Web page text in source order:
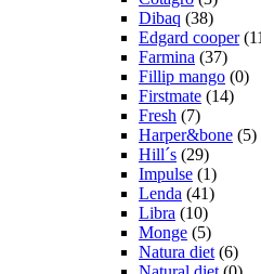
Dibaq (38)
Edgard cooper
Farmina (37)
Fillip mango (0)
Firstmate (14)
Fresh (7)
Harper&bone (5)
Hill´s (29)
Impulse (1)
Lenda (41)
Libra (10)
Monge (5)
Natura diet (6)